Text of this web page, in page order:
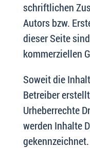
schriftlichen
Autors bzw.
dieser Seite
kommerziellen
Soweit die
Betreiber
Urheberrechte
werden Inhalte